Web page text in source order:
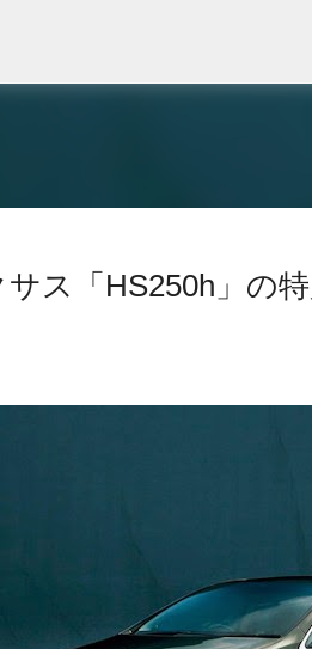
サス「HS250h」の